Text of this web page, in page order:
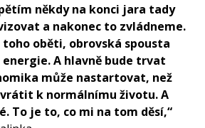
někdy na konci jara tady
a nakonec to zvládneme.
oběti, obrovská spousta
A hlavně bude trvat
může nastartovat, než
k normálnímu životu. A
To je to, co mi na tom děsí,“